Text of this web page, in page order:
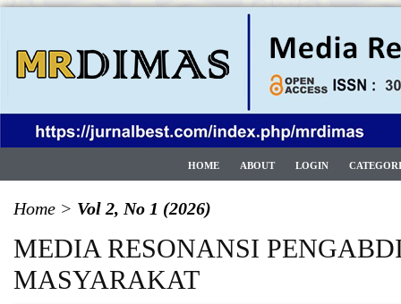
HOME ABOUT LOGIN
Home > Vol 2, No 1 (2026)
MEDIA RESONANSI
MASYARAKAT